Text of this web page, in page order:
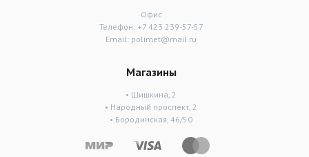
Офис
Телефон: +7 423 239-57-57
Email: polimet@mail.ru
Магазины
• Шишкина, 2
• Народный проспект, 2
• Бородинская, 46/50